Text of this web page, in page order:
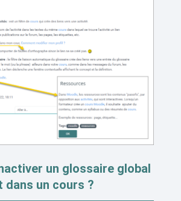
un glossaire global
dans un cours ?